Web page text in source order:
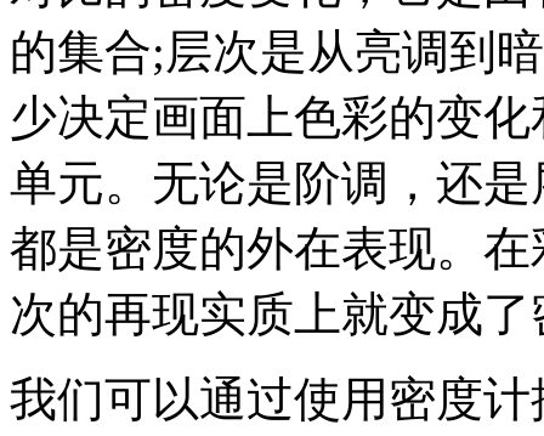
的集合;层次是从亮调到
少决定画面上色彩的变
单元。无论是阶调，还
都是密度的外在表现。
次的再现实质上就变成
我们可以通过使用密度